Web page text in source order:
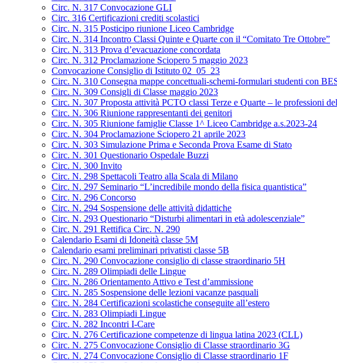
Circ. N. 317 Convocazione GLI
Circ. 316 Certificazioni crediti scolastici
Circ. N. 315 Posticipo riunione Liceo Cambridge
Circ. N. 314 Incontro Classi Quinte e Quarte con il “Comitato Tre Ottobre”
Circ. N. 313 Prova d’evacuazione concordata
Circ. N. 312 Proclamazione Sciopero 5 maggio 2023
Convocazione Consiglio di Istituto 02_05_23
Circ. N. 310 Consegna mappe concettuali-schemi-formulari studenti con
Circ. N. 309 Consigli di Classe maggio 2023
Circ. N. 307 Proposta attività PCTO classi Terze e Quarte – le professioni
Circ. N. 306 Riunione rappresentanti dei genitori
Circ. N. 305 Riunione famiglie Classe 1^ Liceo Cambridge a.s.2023-24
Circ. N. 304 Proclamazione Sciopero 21 aprile 2023
Circ. N. 303 Simulazione Prima e Seconda Prova Esame di Stato
Circ. N. 301 Questionario Ospedale Buzzi
Circ. N. 300 Invito
Circ. N. 298 Spettacoli Teatro alla Scala di Milano
Circ. N. 297 Seminario “L’incredibile mondo della fisica quantistica”
Circ. N. 296 Concorso
Circ. N. 294 Sospensione delle attività didattiche
Circ. N. 293 Questionario “Disturbi alimentari in età adolescenziale”
Circ. N. 291 Rettifica Circ. N. 290
Calendario Esami di Idoneità classe 5M
Calendario esami preliminari privatisti classe 5B
Circ. N. 290 Convocazione consiglio di classe straordinario 5H
Circ. N. 289 Olimpiadi delle Lingue
Circ. N. 286 Orientamento Attivo e Test d’ammissione
Circ. N. 285 Sospensione delle lezioni vacanze pasquali
Circ. N. 284 Certificazioni scolastiche conseguite all’estero
Circ. N. 283 Olimpiadi Lingue
Circ. N. 282 Incontri I-Care
Circ. N. 276 Certificazione competenze di lingua latina 2023 (CLL)
Circ. N. 275 Convocazione Consiglio di Classe straordinario 3G
Circ. N. 274 Convocazione Consiglio di Classe straordinario 1F